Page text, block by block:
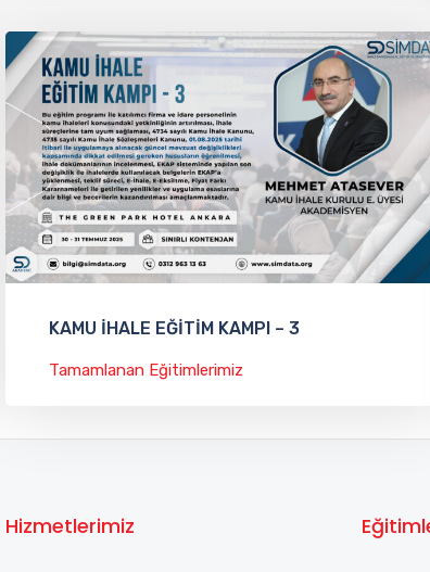
KAMU İHALE EĞİTİM KAMPI – 3
Tamamlanan Eğitimlerimiz
Hizmetlerimiz